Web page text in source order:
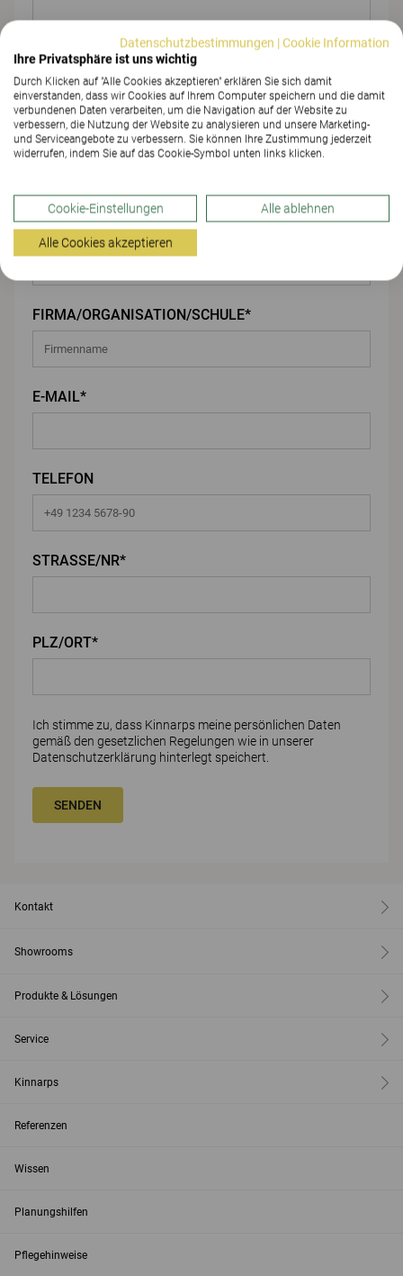
Ihre Angaben
VORNAME*
NACHNAME*
FIRMA/ORGANISATION/SCHULE*
E-MAIL*
TELEFON
STRASSE/NR*
PLZ/ORT*
Ich stimme zu, dass Kinnarps meine persönlichen Daten
gemäß den gesetzlichen Regelungen wie in unserer
Datenschutzerklärung hinterlegt speichert.
SENDEN
Kontakt
Showrooms
Produkte & Lösungen
Service
Kinnarps
Referenzen
Wissen
Planungshilfen
Pflegehinweise
Datenschutzbestimmungen |Cookie Information
Ihre Privatsphäre ist uns wichtig
Durch Klicken auf "Alle Cookies akzeptieren" erklären Sie sich damit
einverstanden, dass wir Cookies auf Ihrem Computer speichern und die damit
verbundenen Daten verarbeiten, um die Navigation auf der Website zu
verbessern, die Nutzung der Website zu analysieren und unsere Marketing-
und Serviceangebote zu verbessern. Sie können Ihre Zustimmung jederzeit
widerrufen, indem Sie auf das Cookie-Symbol unten links klicken.
Cookie-Einstellungen Alle ablehnen
Alle Cookies akzeptieren